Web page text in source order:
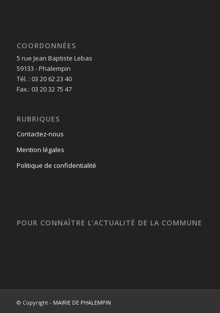
COORDONNÉES
5 rue Jean Baptiste Lebas
59133 - Phalempin
Tél. : 03 20 62 23 40
Fax.: 03 20 32 75 47
RUBRIQUES
Contactez-nous
Mention légales
Politique de confidentialité
POUR CONNAÎTRE L’ACTUALITÉ DE LA COMMUNE
© Copyright - MAIRIE DE PHALEMPIN